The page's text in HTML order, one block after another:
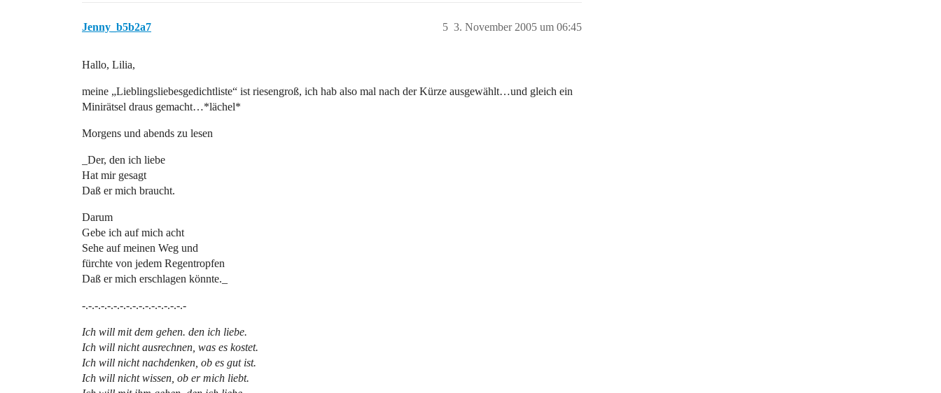
Jenny_b5b2a7 3. November 2005 um 06:45
5
Hallo, Lilia,
meine „Lieblingsliebesgedichtliste“ ist riesengroß, ich hab also mal nach der Kürze ausgewählt…und gleich ein
Minirätsel draus gemacht…*lächel*
Morgens und abends zu lesen
_Der, den ich liebe
Hat mir gesagt
Daß er mich braucht.
Darum
Gebe ich auf mich acht
Sehe auf meinen Weg und
fürchte von jedem Regentropfen
Daß er mich erschlagen könnte._
-.-.-.-.-.-.-.-.-.-.-.-.-.-.-.-.-
Ich will mit dem gehen. den ich liebe.
Ich will nicht ausrechnen, was es kostet.
Ich will nicht nachdenken, ob es gut ist.
Ich will nicht wissen, ob er mich liebt.